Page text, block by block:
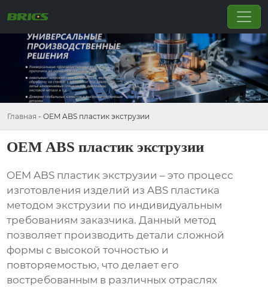
Главная - OEM ABS пластик экструзии
OEM ABS пластик экструзии
OEM ABS пластик экструзии – это процесс
изготовления изделий из ABS пластика
методом экструзии по индивидуальным
требованиям заказчика. Данный метод
позволяет производить детали сложной
формы с высокой точностью и
повторяемостью, что делает его
востребованным в различных отраслях